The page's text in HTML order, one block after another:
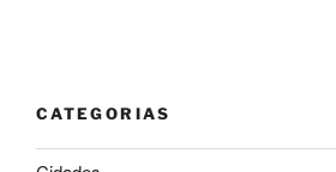
CATEGORIAS